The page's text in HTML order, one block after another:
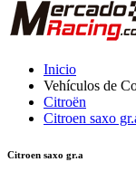
Inicio
Vehículos de
Citroën
Citroen saxo
Citroen saxo gr.a